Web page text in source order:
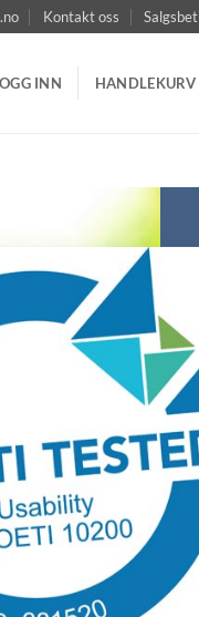
Kontakt oss
INN